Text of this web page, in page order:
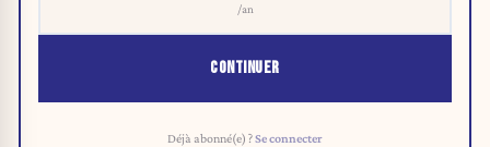
/an
CONTINUER
Déjà abonné(e) ?Se connecter